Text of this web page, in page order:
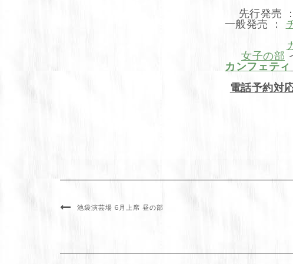
先行発売 ：
一般発売 ：
女子の部
カンフェティ
電話予約対
池袋演芸場 6月上席 昼の部